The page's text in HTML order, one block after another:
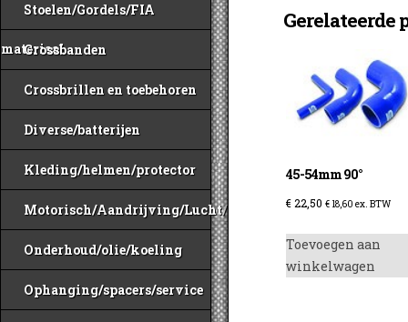
Stoelen/Gordels/FIA
materiaal
Crossbanden
Crossbrillen en toebehoren
Diverse/batterijen
Kleding/helmen/protector
Motorisch/Aandrijving/Lucht/Benzine
Onderhoud/olie/koeling
Ophanging/spacers/service
Gerelateerde
45-54mm 90°
€22,50 € 18,60 ex. BTW
Toevoegen aan
winkelwagen